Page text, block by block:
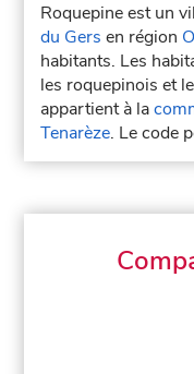
Roquepine est un
du Gers en région
habitants. Les
les roquepinois et
appartient à la
Tenarèze. Le code